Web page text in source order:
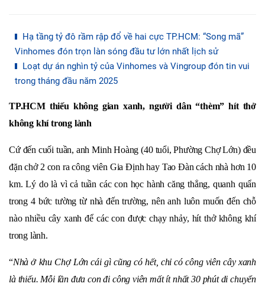
Hạ tầng tỷ đô rầm rập đổ về hai cực TP.HCM: “Song mã”
Vinhomes đón trọn làn sóng đầu tư lớn nhất lịch sử
Loạt dự án nghìn tỷ của Vinhomes và Vingroup đón tin vui
trong tháng đầu năm 2025
TP.HCM thiếu không gian xanh, người dân “thèm” hít thở
không khí trong lành
Cứ đến cuối tuần, anh Minh Hoàng (40 tuổi, Phường Chợ Lớn) đều
đặn chở 2 con ra công viên Gia Định hay Tao Đàn cách nhà hơn 10
km. Lý do là vì cả tuần các con học hành căng thẳng, quanh quẩn
trong 4 bức tường từ nhà đến trường, nên anh luôn muốn đến chỗ
nào nhiều cây xanh để các con được chạy nhảy, hít thở không khí
trong lành.
“Nhà ở khu Chợ Lớn cái gì cũng có hết, chỉ có công viên cây xanh
là thiếu. Mỗi lần đưa con đi công viên mất ít nhất 30 phút di chuyển